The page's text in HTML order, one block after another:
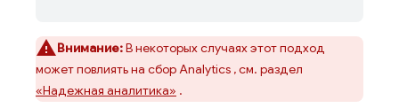
Внимание:В некоторых случаях этот подход
может повлиять на сборAnalytics , см. раздел
«Надежная аналитика» .